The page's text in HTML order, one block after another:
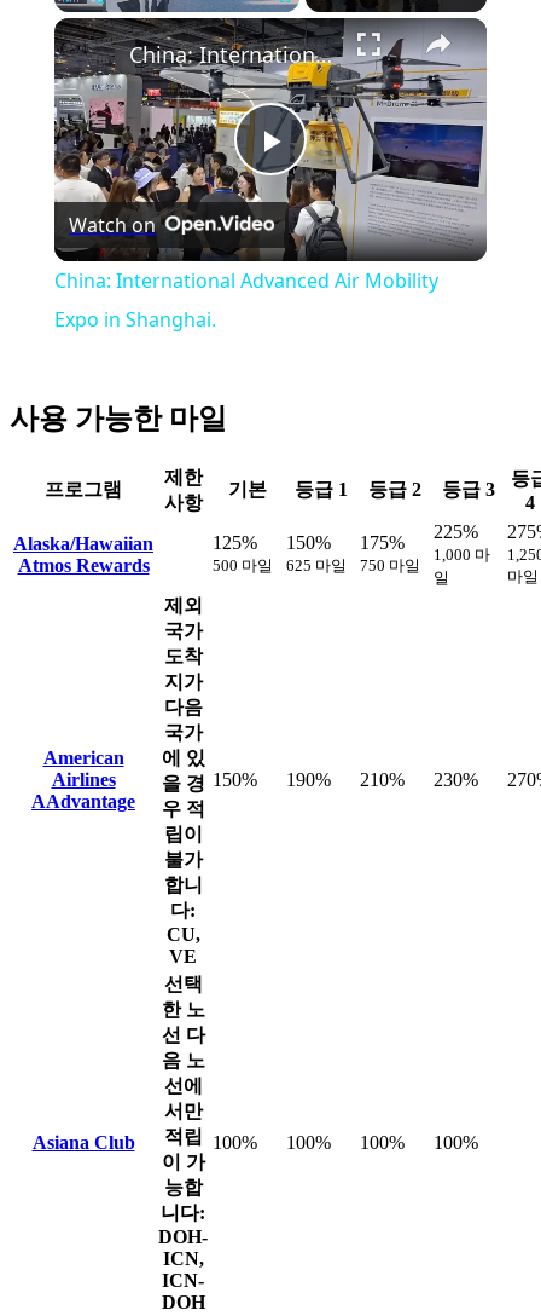
Play Unmute Fullscreen
Play
Video
China: International Advanced Air Mobility Expo in Shanghai.
Watch on
China: International Advanced Air Mobility
Expo in Shanghai.
사용 가능한 마일
프로그램
제한
사항
기본 등급 1 등급 2 등급 3
등
4
Alaska/Hawaiian
Atmos Rewards
125%
500 마일
150%
625 마일
175%
750 마일
225%
1,000 마
일
마일
American
Airlines
AAdvantage
제외
국가
도착
지가
다음
국가
에 있
을 경
우 적
립이
불가
합니
다:
CU,
VE
150% 190% 210% 230%
Asiana Club
선택
한 노
선 다
음 노
선에
서만
적립
이 가
능합
니다:
DOH-
ICN,
ICN-
DOH
100% 100% 100% 100%